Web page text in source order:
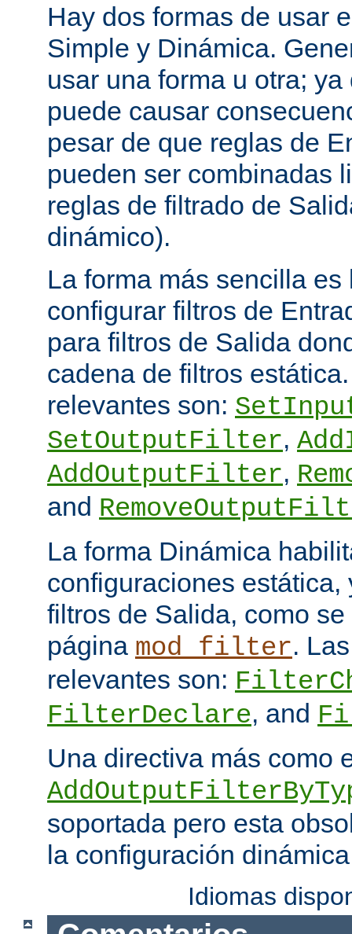
Hay dos formas de usar
Simple y Dinámica.
usar una forma u otra;
puede causar
pesar de que reglas de
pueden ser combinadas
reglas de filtrado de
dinámico).
La forma más sencilla
configurar filtros de
para filtros de Salida
cadena de filtros
relevantes son:
SetOutputFilter,
AddOutputFilter,
and
La forma Dinámica
configuraciones
filtros de Salida, como
página mod_filter.
relevantes son:
FilterDeclare, and
Una directiva más como
soportada pero esta
la configuración
Idiomas